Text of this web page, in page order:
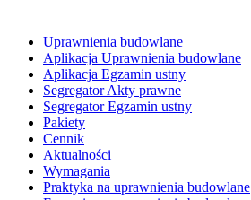
Uprawnienia budowlane
Aplikacja Uprawnienia budowlane
Aplikacja Egzamin ustny
Segregator Akty prawne
Segregator Egzamin ustny
Pakiety
Cennik
Aktualności
Wymagania
Praktyka na uprawnienia budowlane